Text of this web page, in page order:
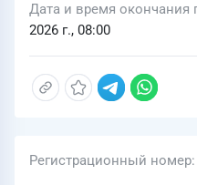
Дата и время окончания
2026 г., 08:00
Регистрационный номер